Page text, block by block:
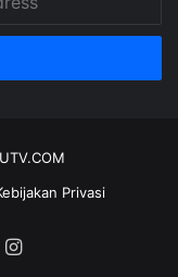
Privasi
Instagram